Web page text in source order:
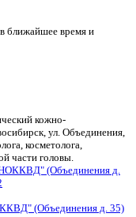
ближайшее время и
кожно-
ул. Объединения,
косметолога,
части головы.
(Объединения д. 35)